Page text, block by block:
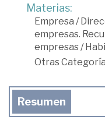
Materias:
Empresa /
empresas.
empresas/
Otras
Resumen